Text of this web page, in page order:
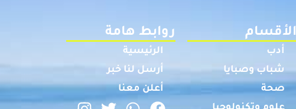
الأقسام
أدب
شباب وصبايا
صحة
روابط هامة
الرئيسية
أرسل لنا خبر
أعلن معنا